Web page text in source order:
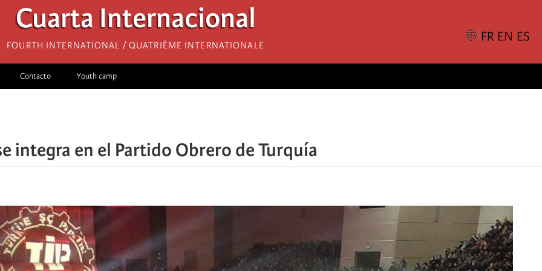
Cuarta Internacional
Fourth International / Quatrième internationale
Contacto Youth camp
integra en el Partido Obrero de Turquía